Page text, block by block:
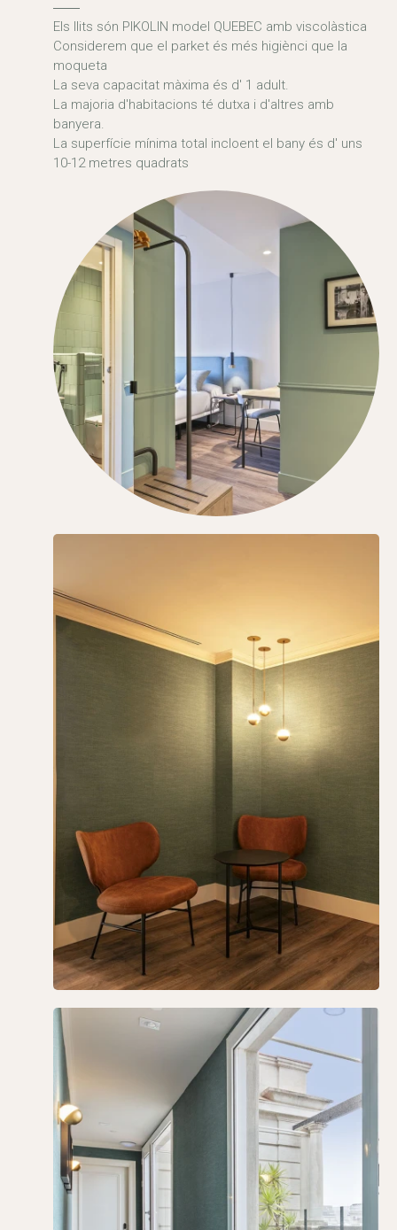
Els llits són PIKOLIN model QUEBEC amb viscolàstica
Considerem que el parket és més higiènci que la
moqueta
La seva capacitat màxima és d' 1 adult.
La majoria d'habitacions té dutxa i d'altres amb
banyera.
La superfície mínima total incloent el bany és d' uns
10-12 metres quadrats